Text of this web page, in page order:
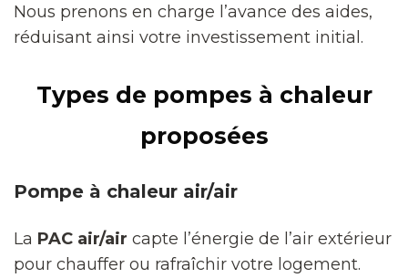
Nous prenons en charge l’avance des aides,
réduisant ainsi votre investissement initial.
Types de pompes à chaleur
proposées
Pompe à chaleur air/air
La PAC air/air capte l’énergie de l’air extérieur
pour chauffer ou rafraîchir votre logement.